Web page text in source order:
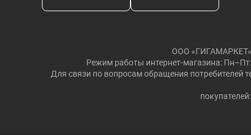
ООО «ГИГАМАРКЕТ»
Режим работы интернет-магазина:
Для связи по вопросам обращения потребителей